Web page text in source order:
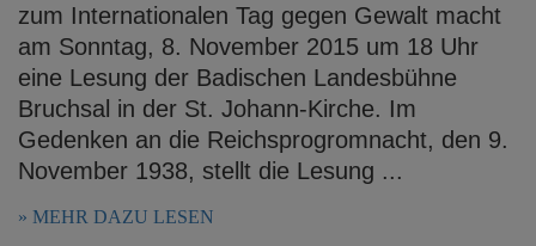
zum Internationalen Tag gegen Gewalt macht
am Sonntag, 8. November 2015 um 18 Uhr
eine Lesung der Badischen Landesbühne
Bruchsal in der St. Johann-Kirche. Im
Gedenken an die Reichsprogromnacht, den 9.
November 1938, stellt die Lesung ...
MEHR DAZU LESEN